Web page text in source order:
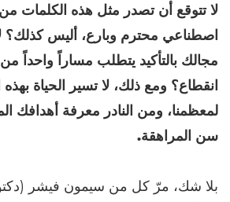
لا تتوقع أن تصدر مثل هذه الكلمات
اصطناعي محترم وبارع، أليس كذلك؟
مجالك بالتأكيد يتطلب مساراً واحداً
انقطاع؟ ومع ذلك، لا تسير الحياة بهذه
لمعظمنا، ومن النادر معرفة أهدافك
سن المراهقة.
بلا شك، مرّ كل من سيمون فيشر